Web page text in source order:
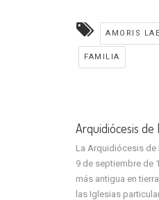
AMORIS
FAMILIA
Arquidiócesis de
La Arquidiócesis de
9 de septiembre de
más antigua en
las Iglesias